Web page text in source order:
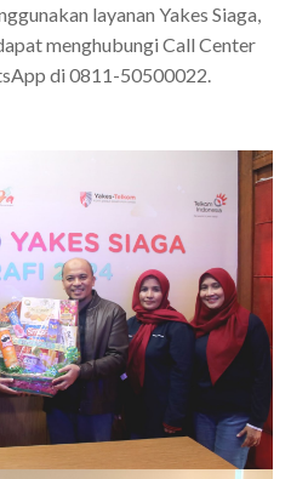
layanan Yakes Siaga,
menghubungi Call Center
di 0811-50500022.